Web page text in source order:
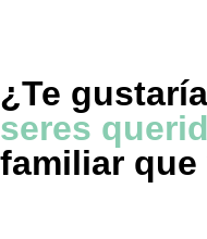
¿Te gustaría
seres
familiar